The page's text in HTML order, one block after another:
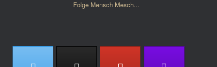
Folge Mensch Mesch...